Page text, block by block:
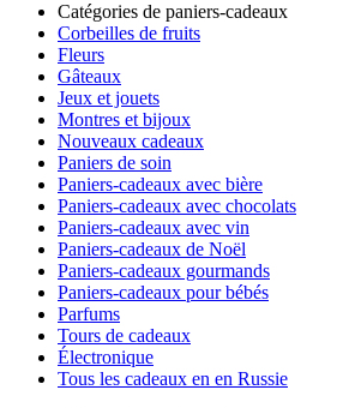
Catégories de paniers-cadeaux
Corbeilles de fruits
Fleurs
Gâteaux
Jeux et jouets
Montres et bijoux
Nouveaux cadeaux
Paniers de soin
Paniers-cadeaux avec bière
Paniers-cadeaux avec chocolats
Paniers-cadeaux avec vin
Paniers-cadeaux de Noël
Paniers-cadeaux gourmands
Paniers-cadeaux pour bébés
Parfums
Tours de cadeaux
Électronique
Tous les cadeaux en en Russie